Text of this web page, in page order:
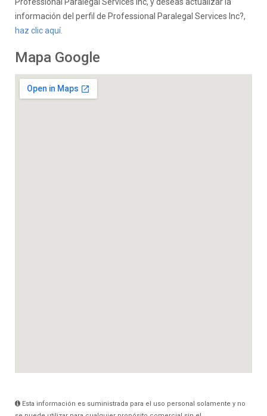
información del perfil de Professional Paralegal Services Inc?,
haz clic aquí.
Mapa Google
Esta información es suministrada para el uso personal solamente y no